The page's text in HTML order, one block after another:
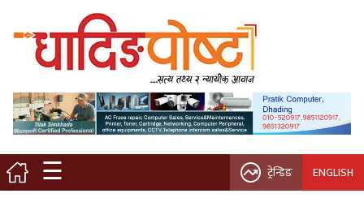
☰
मुख्य पृष्ठ
स्थानीय समाचार
विचार / ब्लग
नगर/गाउँ पालिका
ट्रेन्डिङ ENGLISH